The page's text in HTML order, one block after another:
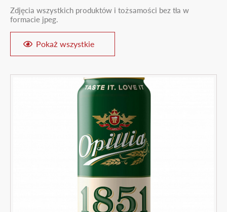
Zdjęcia wszystkich produktów i tożsamości bez tła w
formacie jpeg.
Pokaż wszystkie